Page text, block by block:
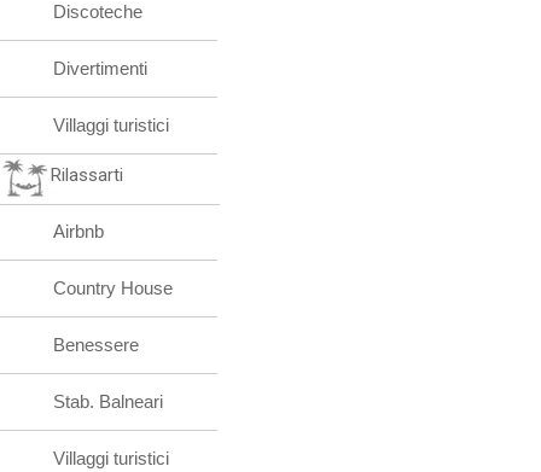
Discoteche
Divertimenti
Villaggi turistici
Rilassarti
Airbnb
Country House
Benessere
Stab. Balneari
Villaggi turistici